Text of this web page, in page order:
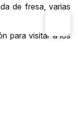
de fresa, varias
para visitar a los